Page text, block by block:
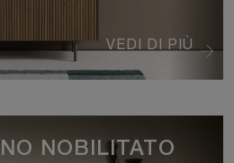
VEDI DI PIÙ
NOBILITATO